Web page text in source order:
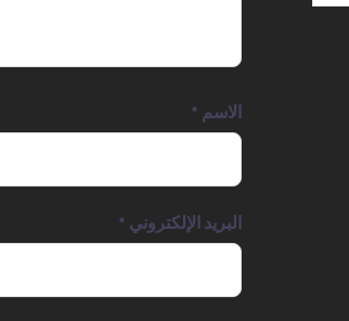
الاسم *
البريد الإلكتروني *